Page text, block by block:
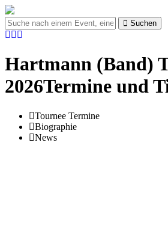
Suchen
Hartmann (Band)
2026Termine und
Tournee Termine
Biographie
News